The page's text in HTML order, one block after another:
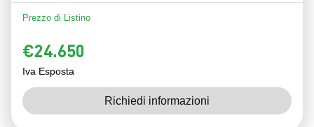
Prezzo di Listino
€24.650
Iva Esposta
Richiedi informazioni